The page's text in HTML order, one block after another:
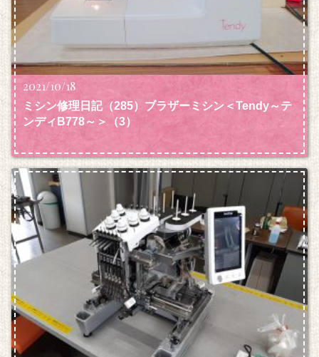
2021/10/18
ミシン修理日記（285）ブラザーミシン＜Tendy～テ
ンディB778～＞（3）